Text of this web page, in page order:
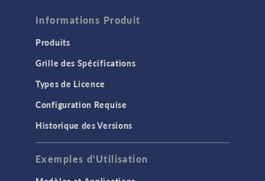
Informations Produit
Produits
Grille des Spécifications
Types de Licence
Configuration Requise
Historique des Versions
Exemples d'Utilisation